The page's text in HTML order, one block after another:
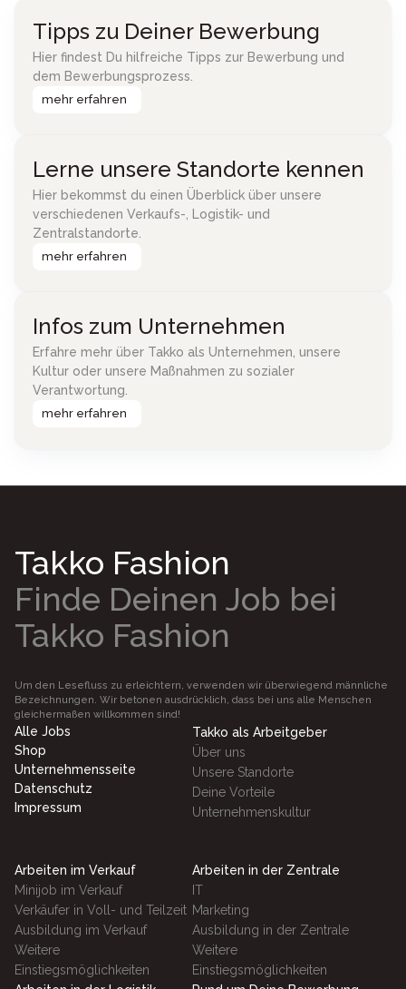
Tipps zu Deiner Bewerbung
Hier findest Du hilfreiche Tipps zur Bewerbung und
dem Bewerbungsprozess.
mehr erfahren
Lerne unsere Standorte kennen
Hier bekommst du einen Überblick über unsere
verschiedenen Verkaufs-, Logistik- und
Zentralstandorte.
mehr erfahren
Infos zum Unternehmen
Erfahre mehr über Takko als Unternehmen, unsere
Kultur oder unsere Maßnahmen zu sozialer
Verantwortung.
mehr erfahren
Takko Fashion
Finde Deinen Job bei
Takko Fashion
Um den Lesefluss zu erleichtern, verwenden wir überwiegend männliche
Bezeichnungen. Wir betonen ausdrücklich, dass bei uns alle Menschen
gleichermaßen willkommen sind!
Alle Jobs
Shop
Unternehmensseite
Datenschutz
Impressum
Takko als Arbeitgeber
Über uns
Unsere Standorte
Deine Vorteile
Unternehmenskultur
Arbeiten im Verkauf
Minijob im Verkauf
Verkäufer in Voll- und Teilzeit
Ausbildung im Verkauf
Weitere
Einstiegsmöglichkeiten
Arbeiten in der Zentrale
IT
Marketing
Ausbildung in der Zentrale
Weitere
Einstiegsmöglichkeiten